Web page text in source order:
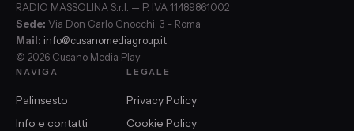
RADIO MASSOLINA S.r.l. — P. IVA 11489861002
Sede: Via Don Carlo Gnocchi, 3 – Roma
Mail: info@cusanomediagroup.it
© 2026 Cusano Media Play
NAVIGA
Palinsesto
Info e contatti
LEGALE
Privacy Policy
Cookie Policy